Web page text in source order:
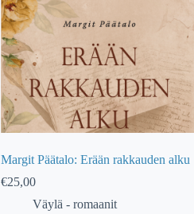
Margit Päätalo: Erään rakkauden alku
€25,00
Väylä - romaanit